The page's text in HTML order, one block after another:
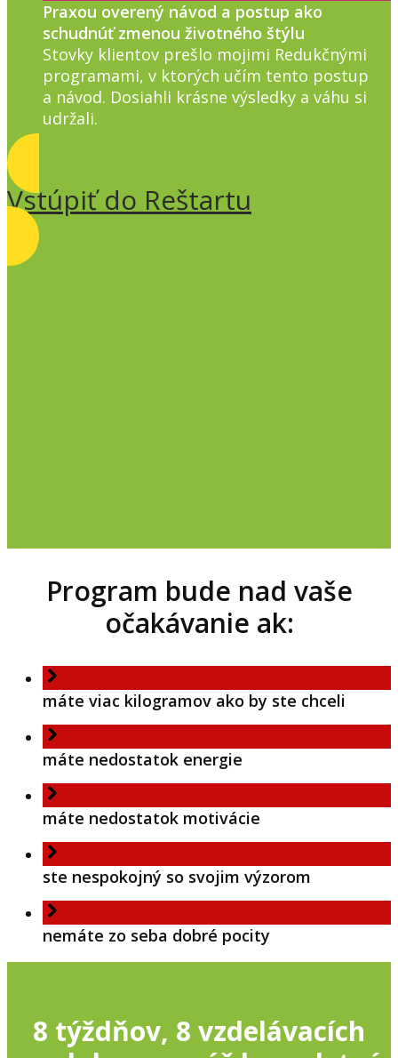
Praxou overený návod a postup ako
schudnúť zmenou životného štýlu
Stovky klientov prešlo mojimi Redukčnými
programami, v ktorých učím tento postup
a návod. Dosiahli krásne výsledky a váhu si
udržali.
Vstúpiť do Reštartu
Program bude nad vaše
očakávanie ak:
máte viac kilogramov ako by ste chceli
máte nedostatok energie
máte nedostatok motivácie
ste nespokojný so svojim výzorom
nemáte zo seba dobré pocity
8 týždňov, 8 vzdelávacích